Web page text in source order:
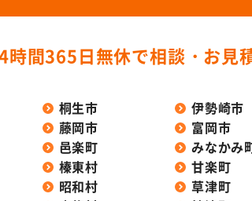
時間365日無休で相談・お見
桐生市 伊勢崎市
藤岡市
富岡市
邑楽町
みなかみ
榛東村
甘楽町
昭和村
草津町